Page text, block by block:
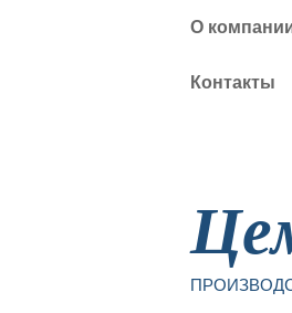
О
Контакты